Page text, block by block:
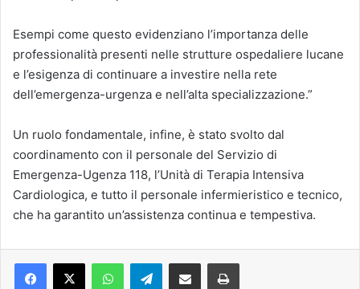
Esempi come questo evidenziano l’importanza delle
professionalità presenti nelle strutture ospedaliere lucane
e l’esigenza di continuare a investire nella rete
dell’emergenza-urgenza e nell’alta specializzazione.”
Un ruolo fondamentale, infine, è stato svolto dal
coordinamento con il personale del Servizio di
Emergenza-Ugenza 118, l’Unità di Terapia Intensiva
Cardiologica, e tutto il personale infermieristico e tecnico,
che ha garantito un’assistenza continua e tempestiva.
Telegram